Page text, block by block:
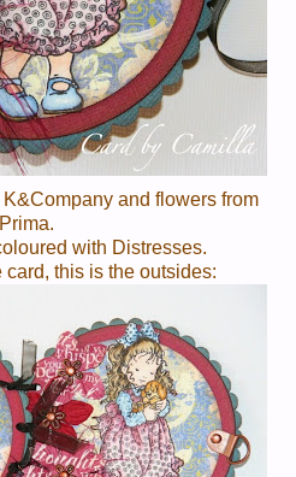
K&Company and flowers from
Prima.
with Distresses.
this is the outsides: